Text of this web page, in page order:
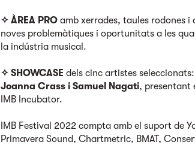
✧ ÀREA PROamb xerrades, taules rodones i
noves problemàtiques i oportunitats a les
la indústria musical.
✧ SHOWCASE dels cinc artistes
Joanna Crass i Samuel Nagati, presentant
IMB Incubator.
IMB Festival 2022 compta amb el suport de
Primavera Sound, Chartmetric, BMAT,